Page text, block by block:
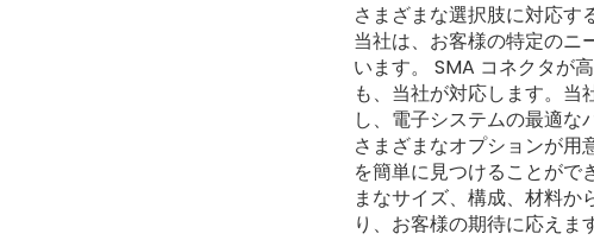
さまざまな選択肢に対応す
当社は、お客様の特定のニ
います。 SMA コネクタが
も、当社が対応します。当
し、電子システムの最適な
さまざまなオプションが用
を簡単に見つけることがで
まなサイズ、構成、材料か
り、お客様の期待に応えま